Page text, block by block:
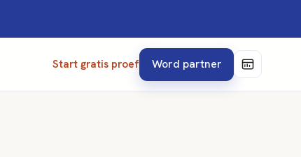
Start gratis proef Word partner